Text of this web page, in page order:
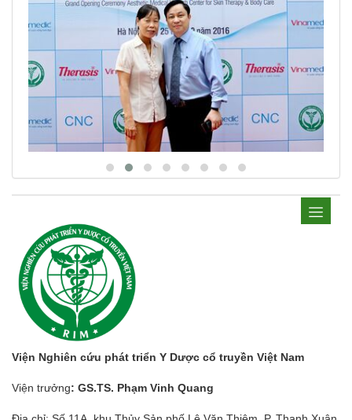
Viện Nghiên cứu phát triển Y Dược cổ truyền Việt Nam
Viện trưởng: GS.TS. Phạm Vinh Quang